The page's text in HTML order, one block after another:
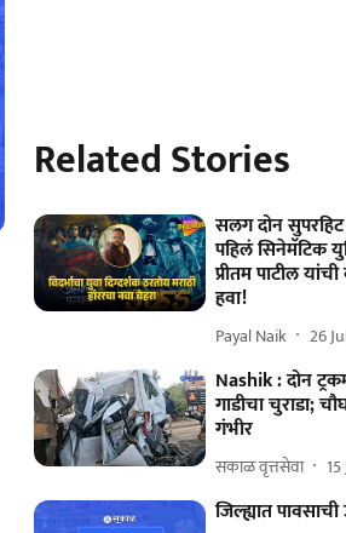
Related Stories
सलग दोन
पहिलं सिनेमॅटिक
प्रीतम पाटील
हवा!
Payal Naik 26
Nashik : दोन
गाडीचा चुराडा;
गंभीर
सकाळ वृत्तसेवा
जिल्ह्यात